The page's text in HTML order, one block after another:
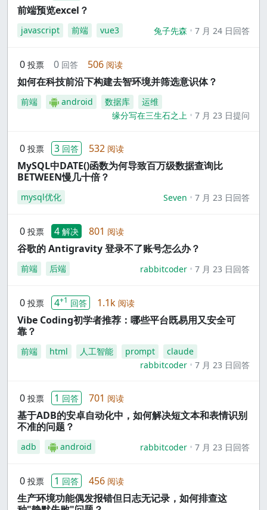
前端预览excel？
javascript 前端 vue3 兔子先森 7 月 24 日回答
0 投票 0 回答 506 阅读
如何在科技前沿下构建去智环境并筛选意识体？
前端 android 数据库
运维
缘分写在三生石之上
7 月 23 日提问
0 投票 3 回答 532 阅读
MySQL中DATE()函数为何导致百万级数据查询比
BETWEEN慢几十倍？
mysql优化 Seven 7 月 23 日回答
0 投票 4 解决 801 阅读
谷歌的 Antigravity 登录不了账号怎么办？
前端 后端 rabbitcoder 7 月 23 日回答
0 投票 4+1 回答 1.1k 阅读
Vibe Coding初学者推荐：哪些平台既易用又安全可
靠？
前端 html 人工智能 prompt
claude
rabbitcoder
7 月 23 日回答
0 投票 1 回答 701 阅读
基于ADB的安卓自动化中，如何解决短文本和表情识别
不准的问题？
adb android rabbitcoder 7 月 23 日回答
0 投票 1 回答 456 阅读
生产环境功能偶发报错但日志无记录，如何排查这